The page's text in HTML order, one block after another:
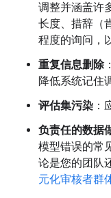
调整并涵盖许
长度、措辞（
程度的询问，
重复信息删除
降低系统记住
评估集污染 ：
负责任的数据
模型错误的常
论是您的团队
元化审核者群